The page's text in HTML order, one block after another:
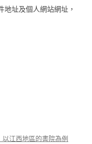
地址及個人網站網址，
以江西地區的書院為例